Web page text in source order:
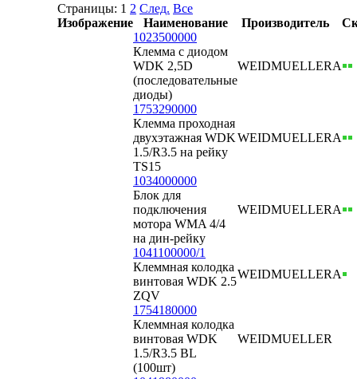
Страницы: 1 2 След. Все
Изображение
Наименование Производитель
1023500000
Клемма с диодом
WDK 2,5D
(последовательные
диоды)
WEIDMUELLERА
1753290000
Клемма проходная
двухэтажная WDK
1.5/R3.5 на рейку
TS15
WEIDMUELLERА
1034000000
Блок для
подключения
мотора WMA 4/4
на дин-рейку
WEIDMUELLERА
1041100000/1
Клеммная колодка
винтовая WDK 2.5
ZQV
WEIDMUELLERА
1754180000
Клеммная колодка
винтовая WDK
1.5/R3.5 BL
(100шт)
WEIDMUELLER